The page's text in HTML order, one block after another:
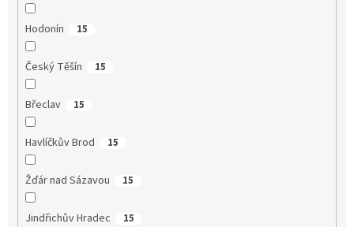
Hodonín 15
Český Těšín 15
Břeclav 15
Havlíčkův Brod 15
Žďár nad Sázavou 15
Jindřichův Hradec 15